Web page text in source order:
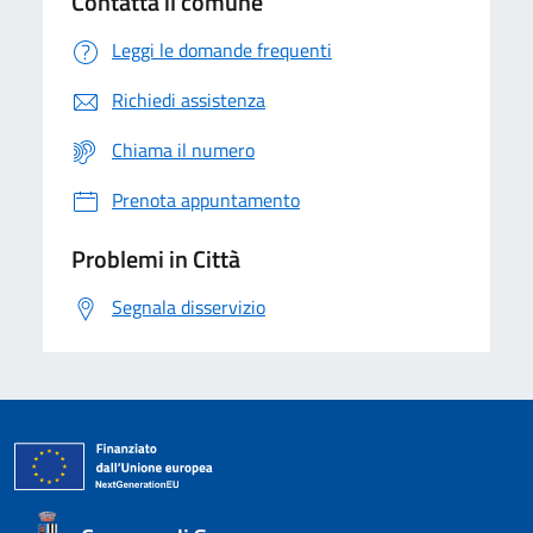
Leggi le domande frequenti
Richiedi assistenza
Chiama il numero
Prenota appuntamento
Problemi in Città
Segnala disservizio